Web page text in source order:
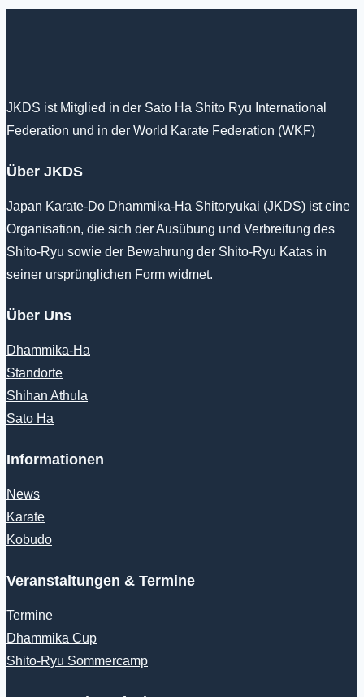
JKDS ist Mitglied in der Sato Ha Shito Ryu International
Federation und in der World Karate Federation (WKF)
Über JKDS
Japan Karate-Do Dhammika-Ha Shitoryukai (JKDS) ist eine
Organisation, die sich der Ausübung und Verbreitung des
Shito-Ryu sowie der Bewahrung der Shito-Ryu Katas in
seiner ursprünglichen Form widmet.
Über Uns
Dhammika-Ha
Standorte
Shihan Athula
Sato Ha
Informationen
News
Karate
Kobudo
Veranstaltungen & Termine
Termine
Dhammika Cup
Shito-Ryu Sommercamp